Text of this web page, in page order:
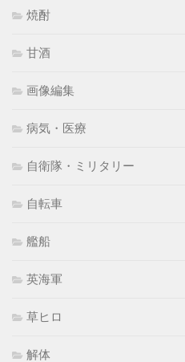
焼酎
甘酒
画像編集
病気・医療
自衛隊・ミリタリー
自転車
艦船
英海軍
草ヒロ
解体